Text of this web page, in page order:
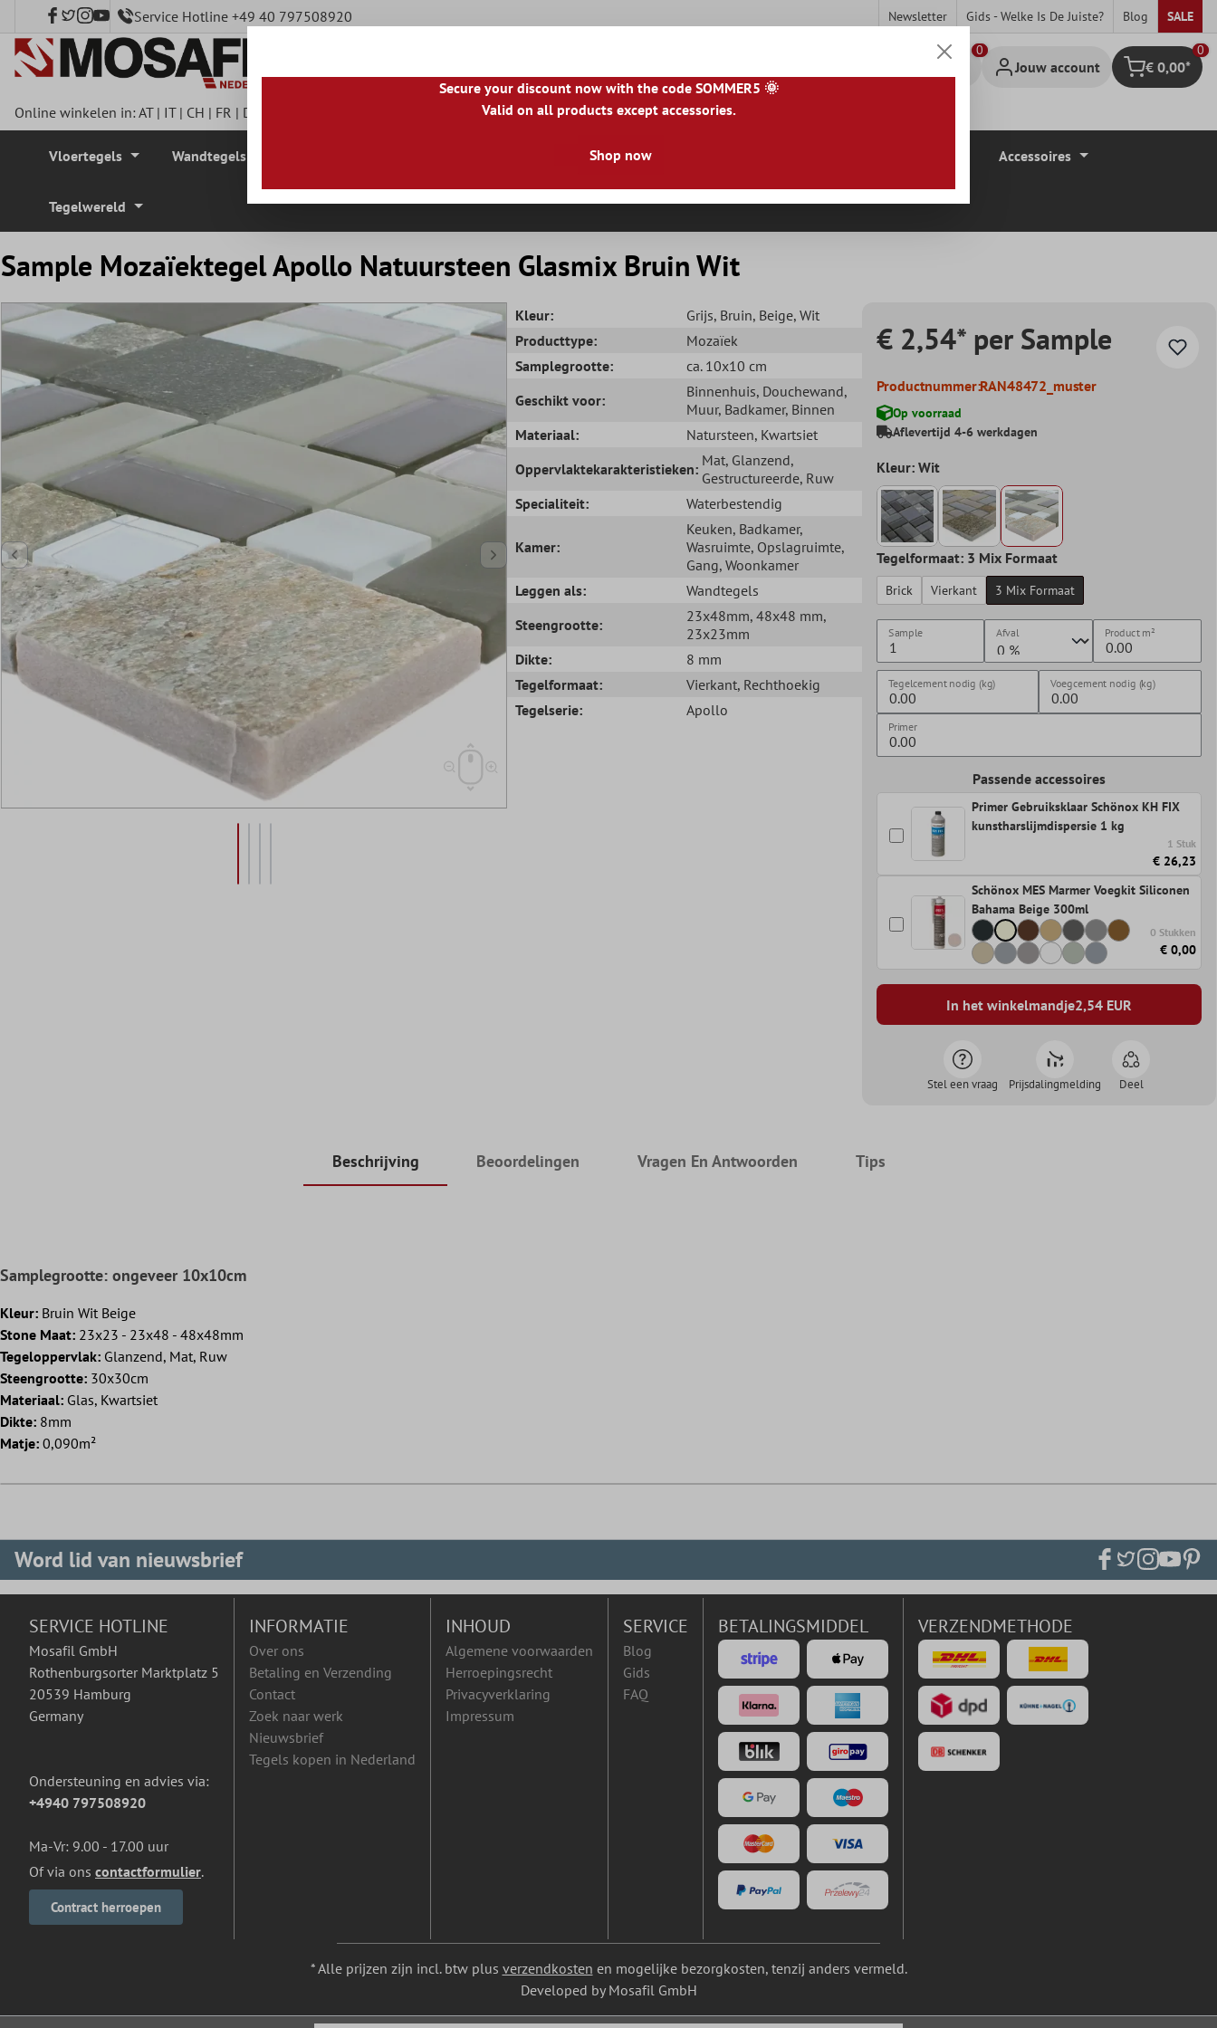
hoofdinhoud Service Hotline +49 40 797508920 Newsletter Gids - Welke Is De Juiste? Blog SALE
Jouw account Winkelmandje
0
€ 0,00*
Online winkelen in:AT| IT| CH | FR | DE |PL| PT|FI|GR|RO|NO|HU|BG|HR|
Vloertegels Wandtegels Terrastegels Accessoires
Tegelwereld
Sample Mozaïektegel Apollo Natuursteen Glasmix Bruin Wit
Kleur: Grijs, Bruin, Beige, Wit
Producttype:
Mozaïek
Samplegrootte:
ca. 10x10 cm
Geschikt voor:
Binnenhuis, Douchewand,
Muur, Badkamer, Binnen
Materiaal:
Natursteen, Kwartsiet
Oppervlaktekarakteristieken: Mat, Glanzend,
Gestructureerde, Ruw
Specialiteit:
Waterbestendig
Kamer:
Keuken, Badkamer,
Wasruimte, Opslagruimte,
Gang, Woonkamer
Leggen als:
Wandtegels
Steengrootte:
23x48mm, 48x48 mm,
23x23mm
Dikte:
8 mm
Tegelformaat:
Vierkant, Rechthoekig
Tegelserie:
Apollo
€ 2,54* per Sample
Productnummer:RAN48472_muster
Op voorraad
Aflevertijd 4-6 werkdagen
Kleur: Wit
Tegelformaat: 3 Mix Formaat
Brick Vierkant 3 Mix Formaat
Sample Afval Productm²
Tegelcement nodig (kg) Voegcement nodig (kg)
Primer
Passende accessoires
Primer Gebruiksklaar Schönox KH FIX
kunstharslijmdispersie 1 kg
1 Stuk
€ 26,23
Schönox MES Marmer Voegkit Siliconen
Bahama Beige 300ml
0 Stukken
€ 0,00
In het winkelmandje2,54EUR
Stel een vraag Prijsdalingmelding Deel
Beschrijving Beoordelingen Vragen En Antwoorden Tips
Samplegrootte: ongeveer 10x10cm
Kleur: Bruin Wit Beige
Stone Maat: 23x23 - 23x48 - 48x48mm
Tegeloppervlak: Glanzend, Mat, Ruw
Steengrootte: 30x30cm
Materiaal: Glas, Kwartsiet
Dikte: 8mm
Matje: 0,090m²
Word lid van nieuwsbrief
SERVICE HOTLINE
Mosafil GmbH
Rothenburgsorter Marktplatz 5
20539 Hamburg
Germany
Ondersteuning en advies via:
+4940 797508920
Ma-Vr: 9.00 - 17.00 uur
Of via ons contactformulier.
Contract herroepen
INFORMATIE
Over ons
Betaling en Verzending
Contact
Zoek naar werk
Nieuwsbrief
Tegels kopen in Nederland
INHOUD
Algemene voorwaarden
Herroepingsrecht
Privacyverklaring
Impressum
SERVICE
Blog
Gids
FAQ
BETALINGSMIDDEL VERZENDMETHODE
* Alle prijzen zijn incl. btw plus verzendkosten en mogelijke bezorgkosten, tenzij anders vermeld.
Developed by Mosafil GmbH
Secure your discount now with the code SOMMER5 🌞
Valid on all products except accessories.
Shop now